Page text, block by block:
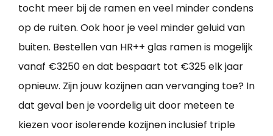
tocht meer bij de ramen en veel minder condens
op de ruiten. Ook hoor je veel minder geluid van
buiten. Bestellen van HR++ glas ramen is mogelijk
vanaf €3250 en dat bespaart tot €325 elk jaar
opnieuw. Zijn jouw kozijnen aan vervanging toe? In
dat geval ben je voordelig uit door meteen te
kiezen voor isolerende kozijnen inclusief triple